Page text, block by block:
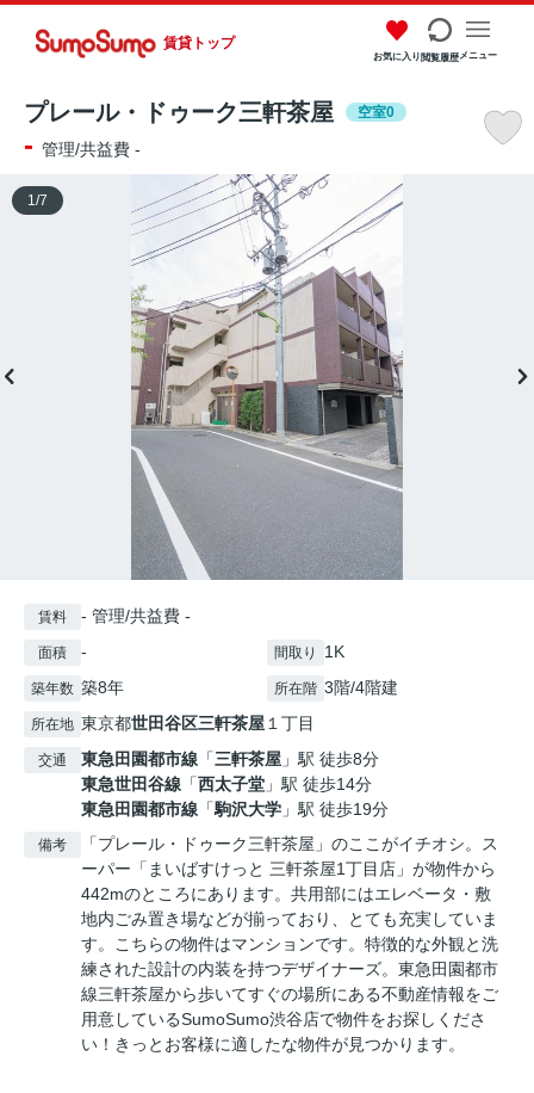
賃貸トップ
お気に入り閲覧履歴メニュー
プレール・ドゥーク三軒茶屋 空室0
- 管理/共益費 -
1 /7
賃料 - 管理/共益費 -
面積 - 間取り 1K
築年数 築8年 所在階 3階/4階建
所在地 東京都世田谷区三軒茶屋 １丁目
交通 東急田園都市線 「三軒茶屋 」駅 徒歩8分
東急世田谷線 「西太子堂 」駅 徒歩14分
東急田園都市線 「駒沢大学 」駅 徒歩19分
備考
「プレール・ドゥーク三軒茶屋」のここがイチオシ。ス
ーパー「まいばすけっと 三軒茶屋1丁目店」が物件から
442mのところにあります。共用部にはエレベータ・敷
地内ごみ置き場などが揃っており、とても充実していま
す。こちらの物件はマンションです。特徴的な外観と洗
練された設計の内装を持つデザイナーズ。東急田園都市
線三軒茶屋から歩いてすぐの場所にある不動産情報をご
用意しているSumoSumo渋谷店で物件をお探しくださ
い！きっとお客様に適したな物件が見つかります。